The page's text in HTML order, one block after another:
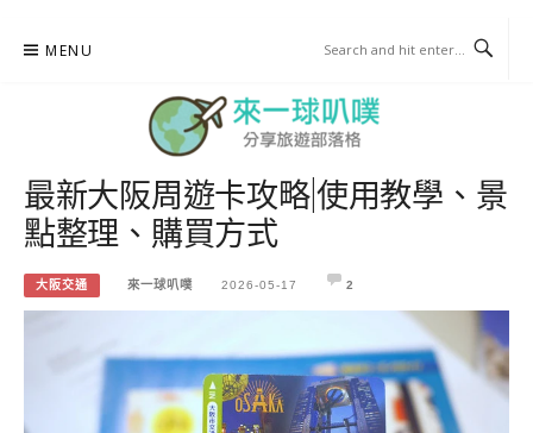
MENU
來一球叭噗
分享日本自助部落格
最新大阪周遊卡攻略|使用教學、景
點整理、購買方式
大阪交通 來一球叭噗 2026-05-17 2